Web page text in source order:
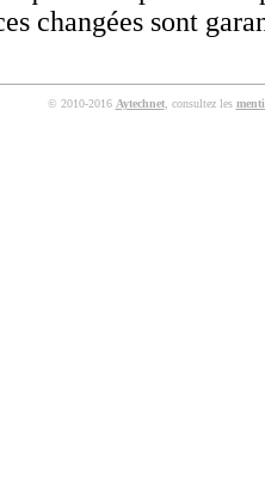
changées sont
© 2010-2016 Aytechnet, consultez les